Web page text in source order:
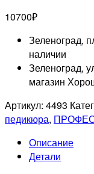
10700₽
Зеленоград,
наличии
Зеленоград,
магазин
Артикул: 4493
педикюра,
Описание
Детали